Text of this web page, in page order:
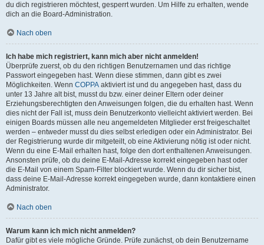
du dich registrieren möchtest, gesperrt wurden. Um Hilfe zu erhalten, wende
dich an die Board-Administration.
Nach oben
Ich habe mich registriert, kann mich aber nicht anmelden!
Überprüfe zuerst, ob du den richtigen Benutzernamen und das richtige
Passwort eingegeben hast. Wenn diese stimmen, dann gibt es zwei
Möglichkeiten. Wenn COPPA aktiviert ist und du angegeben hast, dass du
unter 13 Jahre alt bist, musst du bzw. einer deiner Eltern oder deiner
Erziehungsberechtigten den Anweisungen folgen, die du erhalten hast. Wenn
dies nicht der Fall ist, muss dein Benutzerkonto vielleicht aktiviert werden. Bei
einigen Boards müssen alle neu angemeldeten Mitglieder erst freigeschaltet
werden – entweder musst du dies selbst erledigen oder ein Administrator. Bei
der Registrierung wurde dir mitgeteilt, ob eine Aktivierung nötig ist oder nicht.
Wenn du eine E-Mail erhalten hast, folge den dort enthaltenen Anweisungen.
Ansonsten prüfe, ob du deine E-Mail-Adresse korrekt eingegeben hast oder
die E-Mail von einem Spam-Filter blockiert wurde. Wenn du dir sicher bist,
dass deine E-Mail-Adresse korrekt eingegeben wurde, dann kontaktiere einen
Administrator.
Nach oben
Warum kann ich mich nicht anmelden?
Dafür gibt es viele mögliche Gründe. Prüfe zunächst, ob dein Benutzername